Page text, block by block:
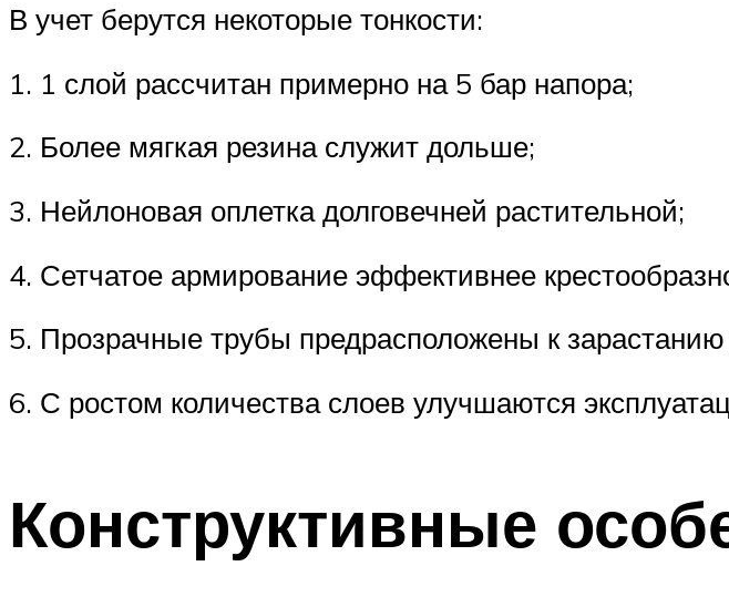
В учет берутся некоторые тонкости:
1. 1 слой рассчитан примерно на 5 бар напора;
2. Более мягкая резина служит дольше;
3. Нейлоновая оплетка долговечней растительной;
4. Сетчатое армирование эффективнее
5. Прозрачные трубы предрасположены к
6. С ростом количества слоев улучшаются
Конструктивные